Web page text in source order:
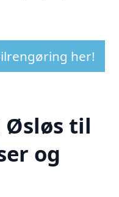
her!
Øsløs til
og